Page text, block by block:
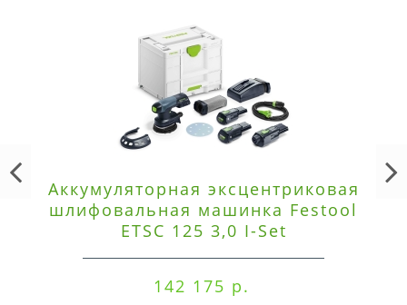
Аккумуляторная эксцентриковая
шлифовальная машинка Festool
ETSC 125 3,0 I-Set
142 175 р.